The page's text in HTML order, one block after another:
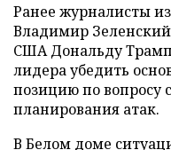
Ранее журналисты
Владимир
США Дональду
лидера убедить
позицию по вопросу
планирования атак.
В Белом доме